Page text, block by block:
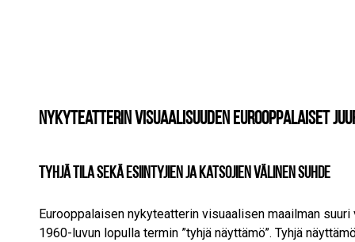
Nykyteatterin visuaalisuuden eurooppalaiset
Tyhjä tila sekä esiintyjien ja katsojien välinen suhde
Eurooppalaisen nykyteatterin visuaalisen maailman
1960-luvun lopulla termin ”tyhjä näyttämö”. Tyhjä